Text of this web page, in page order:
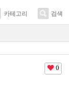
카테고리 검색
0